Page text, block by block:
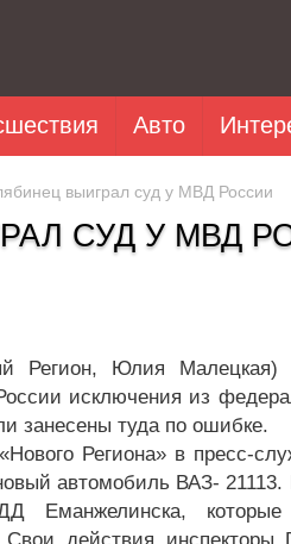
Авто
выиграл суд у МВД России
СУД У МВД
Регион, Юлия
исключения из
занесены туда по ошибке.
Региона» в пресс-
автомобиль ВАЗ-
Еманжелинска,